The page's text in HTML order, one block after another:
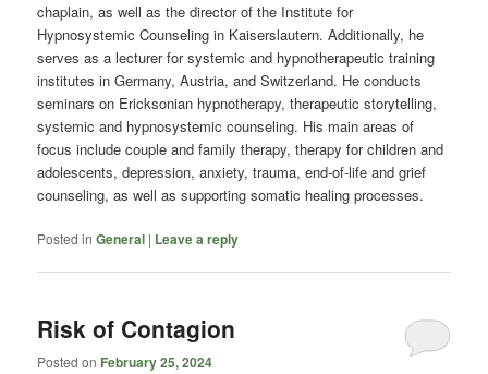
chaplain, as well as the director of the Institute for
Hypnosystemic Counseling in Kaiserslautern. Additionally, he
serves as a lecturer for systemic and hypnotherapeutic training
institutes in Germany, Austria, and Switzerland. He conducts
seminars on Ericksonian hypnotherapy, therapeutic storytelling,
systemic and hypnosystemic counseling. His main areas of
focus include couple and family therapy, therapy for children and
adolescents, depression, anxiety, trauma, end-of-life and grief
counseling, as well as supporting somatic healing processes.
Posted in General | Leave a reply
Risk of Contagion
Posted on February 25, 2024